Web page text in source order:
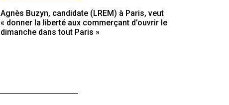
Agnès Buzyn, candidate (LREM) à Paris, veut
« donner la liberté aux commerçant d’ouvrir le
dimanche dans tout Paris »